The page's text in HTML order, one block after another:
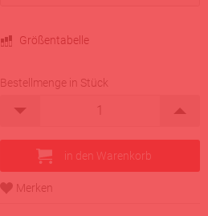
Größentabelle
Bestellmenge in Stück